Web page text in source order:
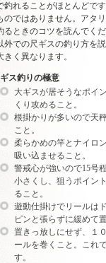
釣れることがほとんどで
のではありません。アタ
るときのコツを読んでく
外での尺ギスの釣り方を
きく異なります。
ス釣りの極意
大ギスが居そうなポイ
くり攻めること。
根掛かりが多いので天
こと。
柔らかめの竿とナイロ
吸い込ませること。
警戒心が強いので15号
小さくし、狙うポイン
ること。
遊動仕掛けでリールは
ピンと張らずに緩めて
置きっ放しにせず、１
ールを巻くこと。これ
す。